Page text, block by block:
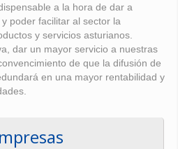
a la hora de dar a
poder facilitar al sector la
y servicios asturianos.
dar un mayor servicio a nuestras
de que la difusión de
en una mayor rentabilidad y